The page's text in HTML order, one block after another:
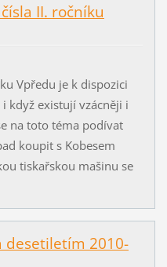
II. ročníku
Vpředu je k dispozici
když existují vzácněji i
na toto téma podívat
koupit s Kobesem
tiskařskou mašinu se
desetiletím 2010-